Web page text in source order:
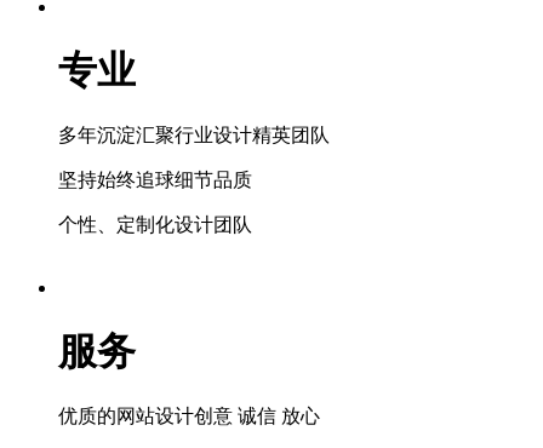
专业
多年沉淀汇聚行业设计精英团队
坚持始终追球细节品质
个性、定制化设计团队
服务
优质的网站设计创意 诚信 放心